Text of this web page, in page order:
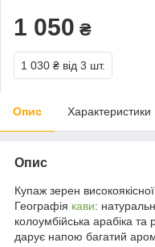
1 050 ₴
1 030 ₴ від 3 шт.
Опис Характеристики
Опис
Купаж зерен
Географія кави:
колоумбійська арабіка та
дарує напою багатий